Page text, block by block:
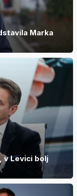
Marka
v Levici bolj